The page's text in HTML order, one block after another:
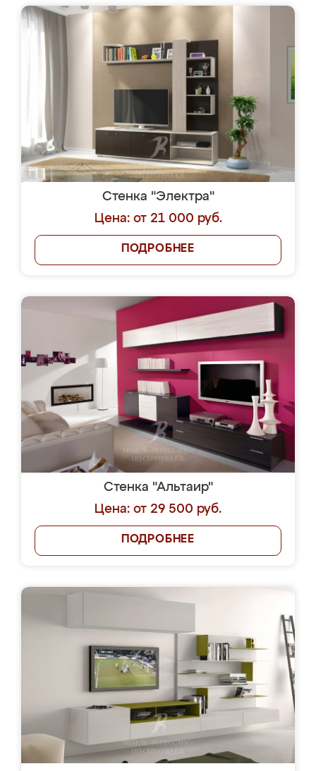
Стенка "Электра"
Цена: от 21 000 руб.
ПОДРОБНЕЕ
Стенка "Альтаир"
Цена: от 29 500 руб.
ПОДРОБНЕЕ